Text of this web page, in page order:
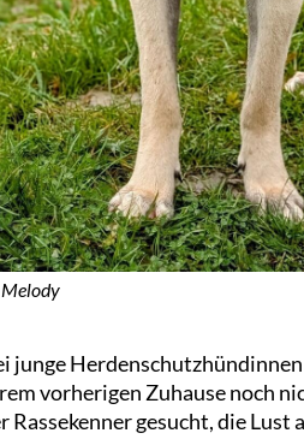
junge
vorherigen Zuhause noch
Rassekenner gesucht, die